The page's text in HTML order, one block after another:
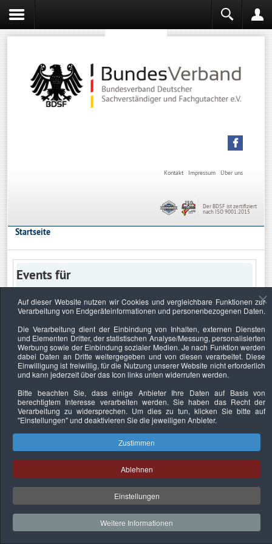
Über uns
Impressum
Kontakt
Der BDSF ist zertifiziert
nach ISO 9001:2015
Startseite
Events für
Keine Termine
Datenschutzerklärung Urheberrechtsnachweise Nachhaltigkeit
Copyright © 2026. Bundesverband Deutscher
Sachverständiger und Fachgutachter e.V..
Auf dieser Website nutzen wir Cookies und vergleichbare Funktionen zur
Verarbeitung von Endgeräteinformationen und personenbezogenen Daten.
Die Verarbeitung dient der Einbindung von Inhalten, externen Diensten
und Elementen Dritter, der statistischen Analyse/Messung, personalisierten
Werbung sowie der Einbindung sozialer Medien. Je nach Funktion werden
dabei Daten an Dritte weitergegeben und von diesen verarbeitet. Diese
Einwilligung ist freiwillig, für die Nutzung unserer Website nicht erforderlich
und kann jederzeit über das Icon links unten widerrufen werden.
Bitte beachten Sie, dass einige Anbieter Ihre Daten auf Basis von
berechtigtem Interesse verarbeiten werden. Sie haben das Recht der
Verarbeitung zu widersprechen. Um dies zu tun, klicken Sie bitte auf
"Einstellungen"und deaktivieren Sie die jeweiligen Anbieter.
Zustimmen
Ablehnen
Einstellungen
Weitere Informationen